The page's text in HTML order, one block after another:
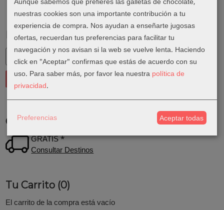
Marcas
Costes de Envío
GRATIS *
Consultar Destinos
Tu Carrito (0)
El carrito de la compra está vacío
nuestras cookies son una importante contribución a tu
experiencia de compra. Nos ayudan a enseñarte jugosas
ofertas, recuerdan tus preferencias para facilitar tu
navegación y nos avisan si la web se vuelve lenta. Haciendo
click en "Aceptar" confirmas que estás de acuerdo con su
uso. Para saber más, por favor lea nuestra política de
privacidad.
Preferencias Aceptar todas